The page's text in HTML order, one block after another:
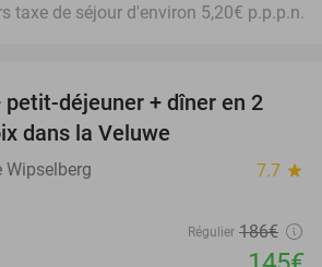
taxe de séjour d'environ 5,20€ p.p.p.n.
22%
petit-déjeuner + dîner en 2
dans la Veluwe
Wipselberg 7.7 star
Régulier 186€